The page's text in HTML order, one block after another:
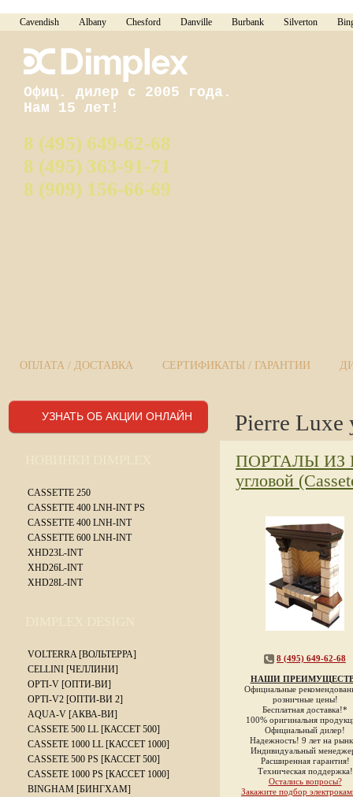
Cavendish Albany Chesford Danville Burbank Silverton
Офиц. дилер с 2005 года.
Нам 15 лет!
8 (495) 649-62-68
8 (495) 363-91-71
8 (909) 156-66-69
ОПЛАТА / ДОСТАВКА СЕРТИФИКАТЫ / ГАРАНТИИ
УЗНАТЬ ОБ АКЦИИ ОНЛАЙН
CASSETTE 250
CASSETTE 400 LNH-INT PS
CASSETTE 400 LNH-INT
CASSETTE 600 LNH-INT
XHD23L-INT
XHD26L-INT
XHD28L-INT
VOLTERRA [ВОЛЬТЕРРА]
CELLINI [ЧЕЛЛИНИ]
OPTI-V [ОПТИ-ВИ]
OPTI-V2 [ОПТИ-ВИ 2]
AQUA-V [АКВА-ВИ]
CASSETE 500 LL [КАССЕТ 500]
CASSETE 1000 LL [КАССЕТ 1000]
CASSETE 500 PS [КАССЕТ 500]
CASSETE 1000 PS [КАССЕТ 1000]
BINGHAM [БИНГХАМ]
Pierre Luxe
ПОРТАЛЫ
угловой
8 (495) 649-62-68
НАШИ
Официальные
розничные цены!
Бесплатная доставка!*
100% оригинальня
Официальный дилер!
Надежность! 9 лет на
Индивидуальный
Расширенная гарантия!
Техническая поддержка!
Остались вопросы?
Закажите подбор